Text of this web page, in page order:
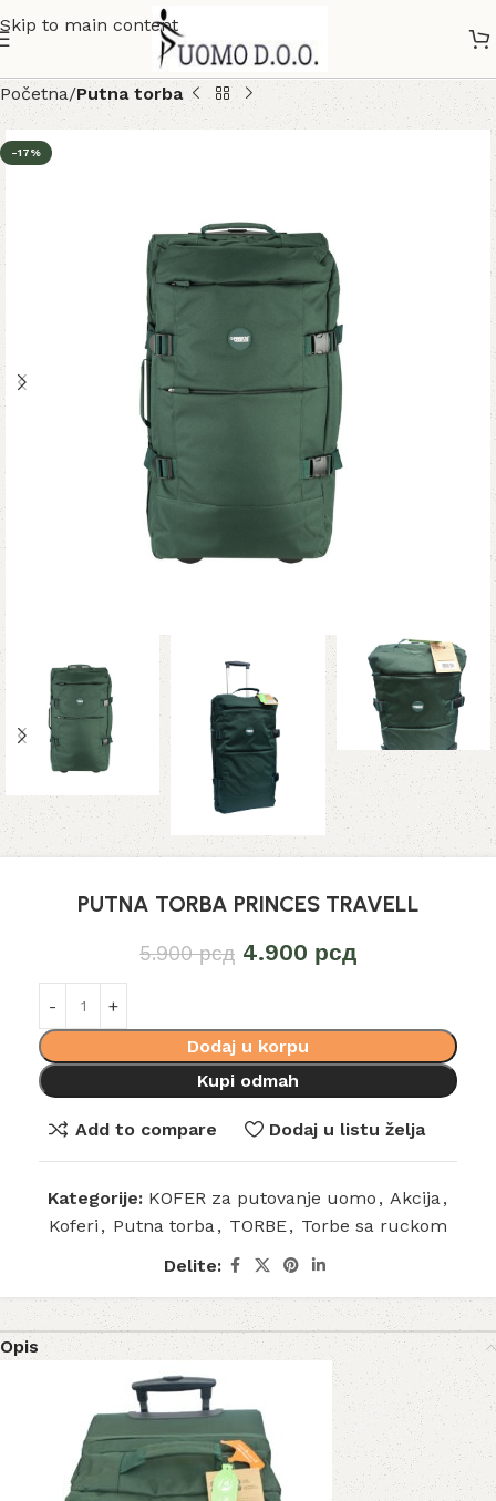
Skip to main content
Početna Putna torba
-17%
PUTNA TORBA PRINCES TRAVELL
5.900рсд 4.900 рсд
Dodaj u korpu
Kupi odmah
Add to compare Dodaj u listu želja
Kategorije: KOFER za putovanje uomo , Akcija,
Koferi , Putna torba, TORBE, Torbe sa ruckom
Delite:
Opis